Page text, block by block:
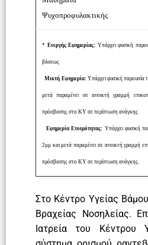
Ψυχοπροφυλακτικής
* Ενεργής Εφημερίας: Υπάρχει φυσική
βάσεως
Μικτή Εφημερία: Υπάρχει φυσική παρουσία
μετά παραμένει σε ανοικτή γραμμή
πρόσβασης στο ΚΥ σε περίπτωση ανάγκης
Εφημερία Ετοιμότητας: Υπάρχει φυσική
2μμ και μετά παραμένει σε ανοικτή γραμμή
πρόσβασης στο ΚΥ σε περίπτωση ανάγκης.
Στο Κέντρο Υγείας
Βραχείας Νοσηλείας.
Ιατρεία του Κέντρου